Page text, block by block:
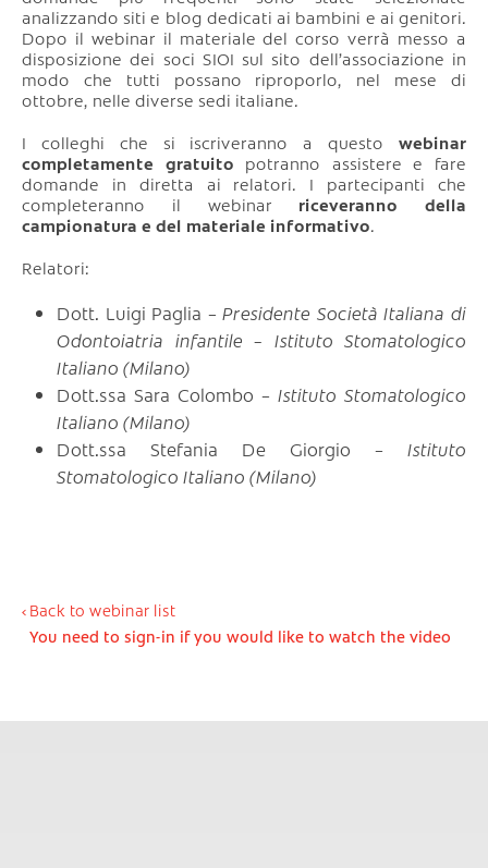
analizzando siti e blog dedicati ai bambini e ai genitori.
Dopo il webinar il materiale del corso verrà messo a
disposizione dei soci SIOI sul sito dell’associazione in
modo che tutti possano riproporlo, nel mese di
ottobre, nelle diverse sedi italiane.
I colleghi che si iscriveranno a questo webinar
completamente gratuito potranno assistere e fare
domande in diretta ai relatori. I partecipanti che
completeranno il webinar riceveranno della
campionatura e del materiale informativo.
Relatori:
Dott. Luigi Paglia –Presidente Società Italiana di
Odontoiatria infantile – Istituto Stomatologico
Italiano (Milano)
Dott.ssa Sara Colombo – Istituto Stomatologico
Italiano (Milano)
Dott.ssa Stefania De Giorgio – Istituto
Stomatologico Italiano (Milano)
Back to webinar list
You need to sign-in if you would like to watch the video